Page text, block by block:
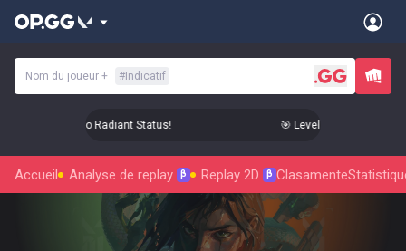
Nom du joueur + # Indicatif
Up Your Aim to Radiant Status! 🎯 Level Up Your Aim to
Accueil Analyse de replay β Replay 2D β Clasamente